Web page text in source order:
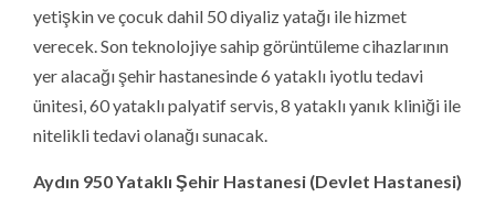
Gaziantep Yeni Yatırımlarla Sağlıkta Üs Olacak
Sağlık Bakanlığı, Gaziantep’te sağlık yatırımlarını
aralıksız sürdürüyor. Gaziantep 25 Aralık Devlet
Hastanesi, ek 300 yataklı yeni yatırım ile büyüyecek,